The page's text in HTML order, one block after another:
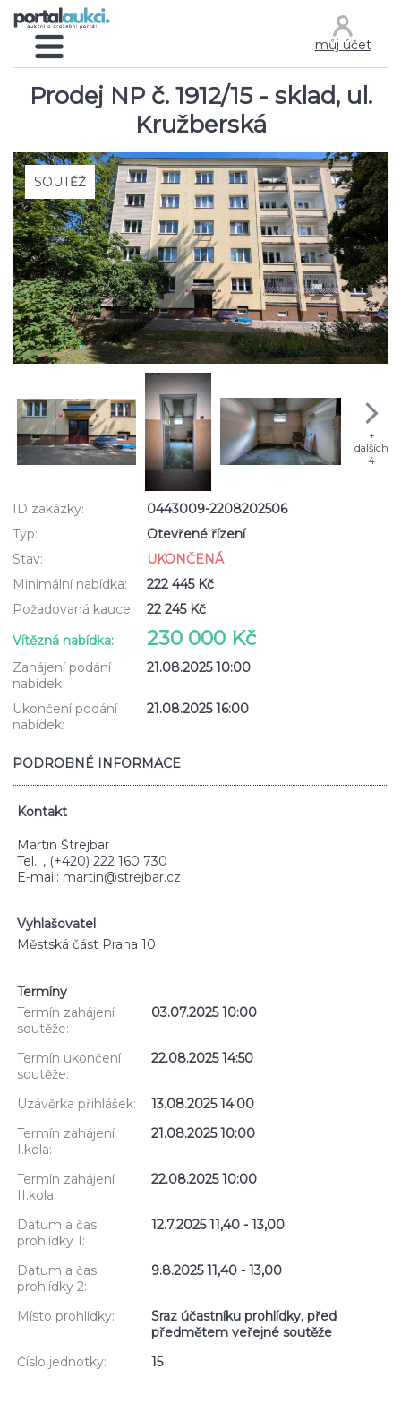
Prodej NP č. 1912/15 - sklad, ul.
Kružberská
SOUTĚŽ
+
dalších
4
ID zakázky:
0443009-2208202506
Typ:
Otevřené řízení
Stav:
UKONČENÁ
Minimální nabídka:
222 445 Kč
Požadovaná kauce:
22 245 Kč
Vítězná nabídka:
230 000 Kč
Zahájení podání
nabídek
21.08.2025 10:00
Ukončení podání
nabídek:
21.08.2025 16:00
PODROBNÉ INFORMACE
Kontakt
Martin Štrejbar
Tel.: , (+420) 222 160 730
E-mail: martin@strejbar.cz
Vyhlašovatel
Městská část Praha 10
Termíny
Termín zahájení
soutěže:
03.07.2025 10:00
Termín ukončení
soutěže:
22.08.2025 14:50
Uzávěrka přihlášek:
13.08.2025 14:00
Termín zahájení
I.kola:
21.08.2025 10:00
Termín zahájení
II.kola:
22.08.2025 10:00
Datum a čas
prohlídky 1:
12.7.2025 11,40 - 13,00
Datum a čas
prohlídky 2:
9.8.2025 11,40 - 13,00
Místo prohlídky:
Sraz účastníku prohlídky, před
předmětem veřejné soutěže
Číslo jednotky:
15
můj účet